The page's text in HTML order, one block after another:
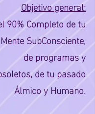
Objetivo general:
90% Completo de tu
Mente SubConsciente,
de programas y
de tu pasado
Álmico y Humano.